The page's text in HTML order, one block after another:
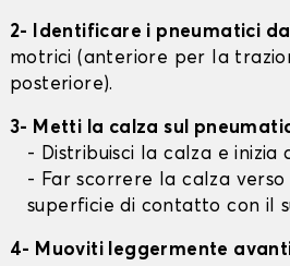
2- Identificare i pneumatici
motrici (anteriore per la
posteriore).
3- Metti la calza sul
- Distribuisci la calza e
- Far scorrere la calza
superficie di contatto con il
4- Muoviti leggermente